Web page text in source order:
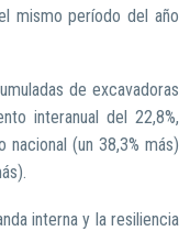
mismo período del año
de excavadoras
interanual del 22,8%,
(un 38,3% más)
interna y la resiliencia